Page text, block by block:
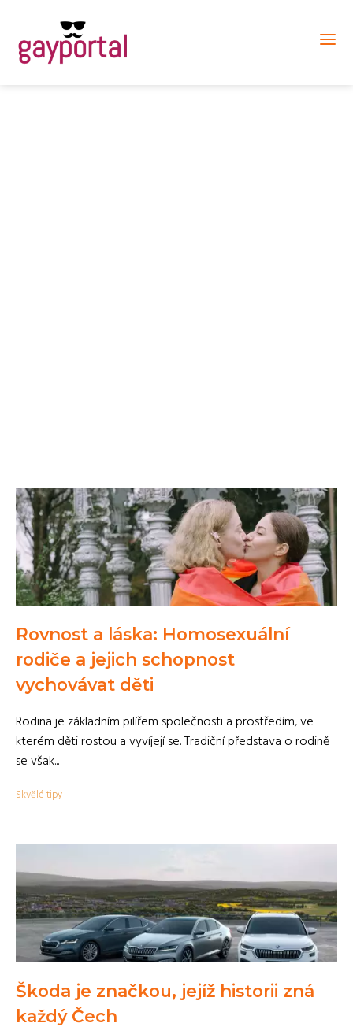
Rovnost a láska: Homosexuální
rodiče a jejich schopnost
vychovávat děti
Rodina je základním pilířem společnosti a prostředím, ve
kterém děti rostou a vyvíjejí se. Tradiční představa o rodině
se však...
Skvělé tipy
Škoda je značkou, jejíž historii zná
každý Čech